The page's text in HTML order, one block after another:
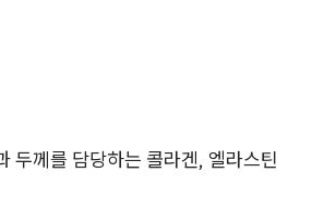
두께를 담당하는 콜라겐, 엘라스틴